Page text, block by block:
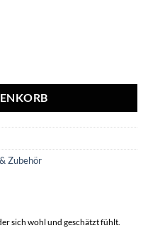
Zubehör
sich wohl und geschätzt fühlt.